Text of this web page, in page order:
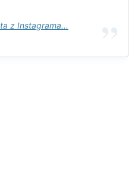
z Instagrama...